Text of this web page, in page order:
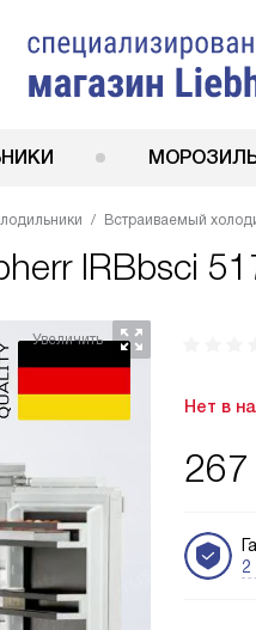
Встраиваемый
IRBbsci
Нет в
2